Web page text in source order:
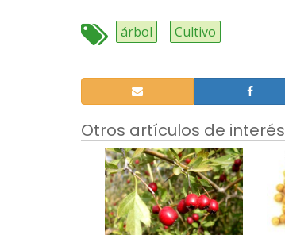
árbol Cultivo
Otros artículos de interés